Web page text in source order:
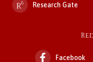
Research Gate
Facebook